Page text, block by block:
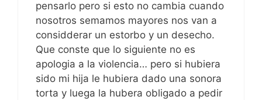
pensarlo pero si esto no cambia cuando
nosotros semamos mayores nos van a
considderar un estorbo y un desecho.
Que conste que lo siguiente no es
apologia a la violencia… pero si hubiera
sido mi hija le hubiera dado una sonora
torta y luega la hubera obligado a pedir